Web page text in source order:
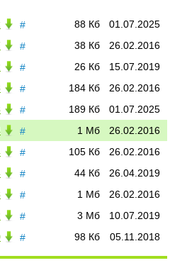
# 01.07.2025
88 Кб
#
26.02.2016
38 Кб
#
15.07.2019
26 Кб
#
26.02.2016
184 Кб
#
01.07.2025
189 Кб
#
26.02.2016
1 Мб
#
26.02.2016
105 Кб
#
26.04.2019
44 Кб
#
26.02.2016
1 Мб
#
10.07.2019
3 Мб
#
05.11.2018
98 Кб